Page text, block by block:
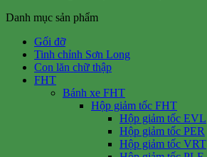
Danh mục sản phẩm
Gối đỡ
Tinh chỉnh Sơn Long
Con lăn chữ thập
FHT
Bánh xe FHT
Hộp giảm tốc FHT
Hộp giảm tốc EVL
Hộp giảm tốc PER
Hộp giảm tốc VRT